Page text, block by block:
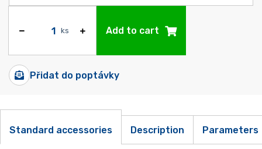
ks Add to cart
Přidat do poptávky
Standard accessories Description Parameters